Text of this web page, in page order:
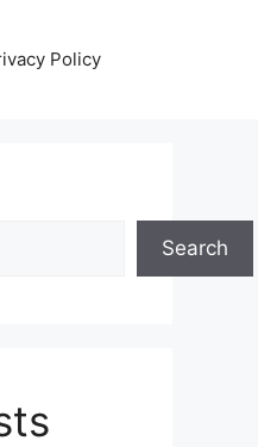
Policy
Search